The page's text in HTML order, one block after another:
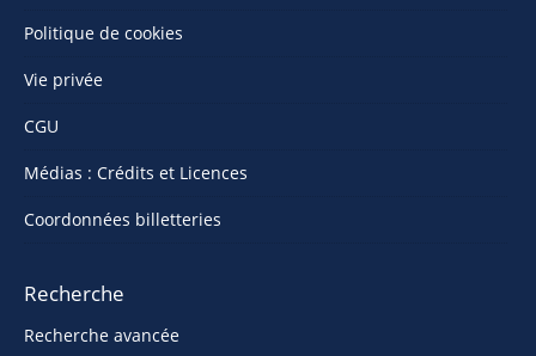
Politique de cookies
Vie privée
CGU
Médias : Crédits et Licences
Coordonnées billetteries
Recherche
Recherche avancée